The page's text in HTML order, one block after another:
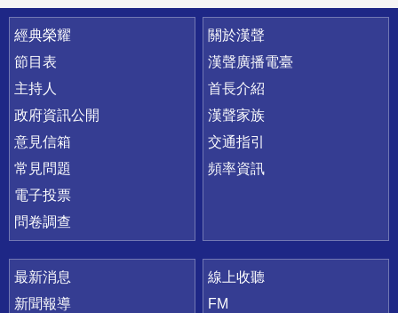
快速連結
經典榮耀
節目表
主持人
政府資訊公開
意見信箱
常見問題
電子投票
問卷調查
關於漢聲
漢聲廣播電臺
首長介紹
漢聲家族
交通指引
頻率資訊
最新消息
新聞報導
線上收聽
FM